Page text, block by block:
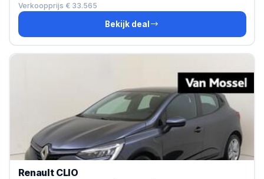
Verkoopprijs € 33.565
Bekijk deal
Renault CLIO